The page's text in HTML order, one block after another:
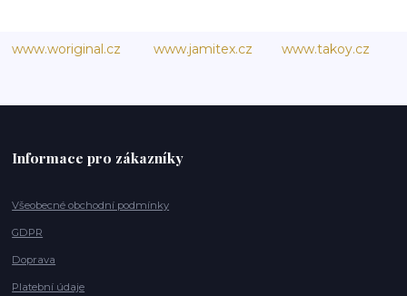
www.woriginal.cz www.jamitex.cz www.takoy.cz
Informace pro zákazníky
Všeobecné obchodní podmínky
GDPR
Doprava
Platební údaje